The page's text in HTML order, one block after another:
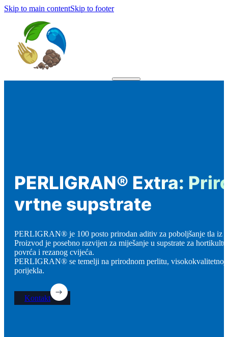
Skip to main contentSkip to footer
PERLIGRAN® Extra:
vrtne supstrate
PERLIGRAN® je 100 posto prirodan aditiv za poboljšanje tla
Proizvod je posebno razvijen za miješanje u supstrate za
povrća i rezanog cvijeća.
PERLIGRAN® se temelji na prirodnom perlitu, visokokvalitetnoj
porijekla.
Kontakt